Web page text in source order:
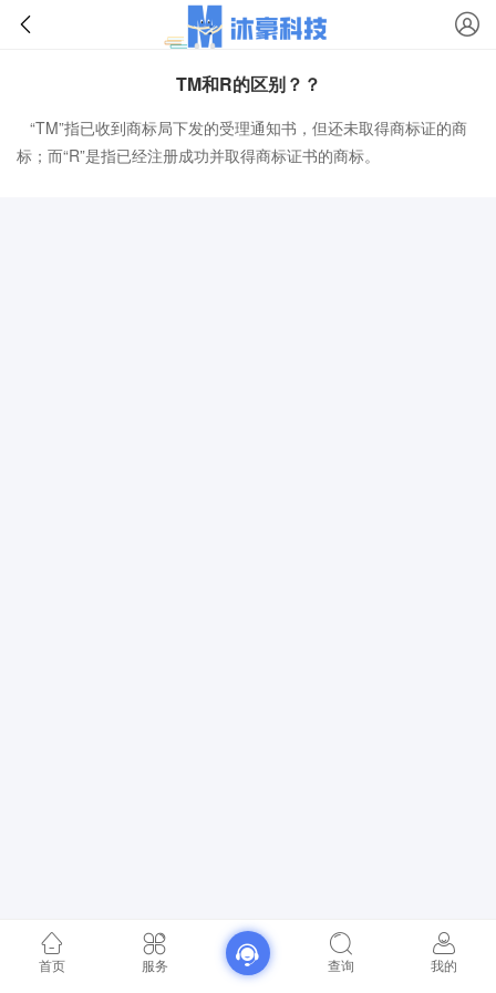
TM和R的区别？？
“TM”指已收到商标局下发的受理通知书，但还未取得商标证的商
标；而“R”是指已经注册成功并取得商标证书的商标。
首页 服务 查询 我的